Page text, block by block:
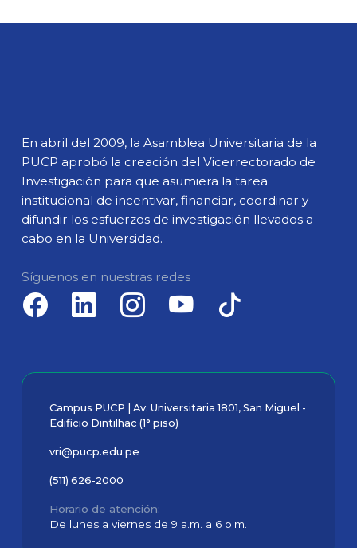
En abril del 2009, la Asamblea Universitaria de la
PUCP aprobó la creación del Vicerrectorado de
Investigación para que asumiera la tarea
institucional de incentivar, financiar, coordinar y
difundir los esfuerzos de investigación llevados a
cabo en la Universidad.
Síguenos en nuestras redes
Campus PUCP | Av. Universitaria 1801, San Miguel -
Edificio Dintilhac (1° piso)
vri@pucp.edu.pe
(511) 626-2000
Horario de atención
De lunes a viernes de 9 a.m. a 6 p.m.